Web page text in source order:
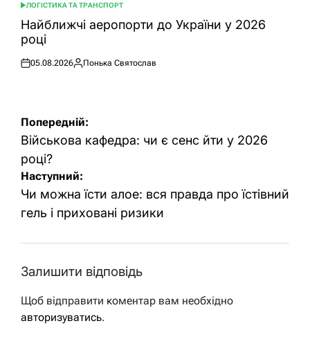
ОПУБЛІКУВАТИ
У
ЛОГІСТИКА ТА ТРАНСПОРТ
Найближчі аеропорти до України у 2026
році
Оприлюднено
05.08.2026
Опубліковано
Понька Святослав
Навігація
записів
Попередній:
Військова кафедра: чи є сенс йти у 2026
році?
Наступний:
Чи можна їсти алое: вся правда про їстівний
гель і приховані ризики
Залишити відповідь
Щоб відправити коментар вам необхідно
авторизуватись.